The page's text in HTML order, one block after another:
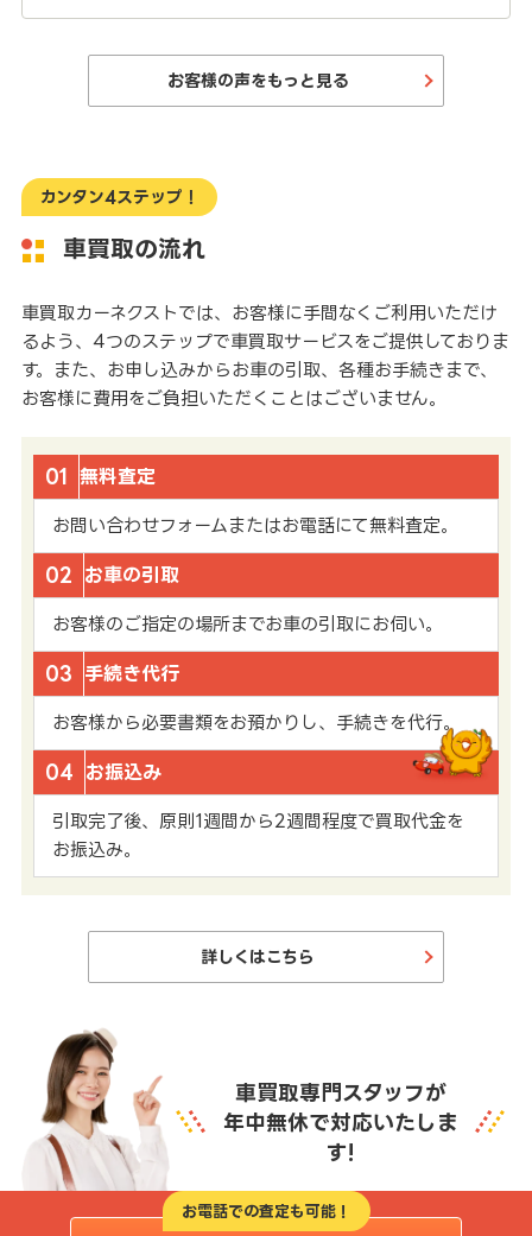
お客様の声をもっと見る
カンタン4ステップ！
車買取の流れ
車買取カーネクストでは、お客様に手間なくご利用いただけ
るよう、4つのステップで車買取サービスをご提供しておりま
す。また、お申し込みからお車の引取、各種お手続きまで、
お客様に費用をご負担いただくことはございません。
01 無料査定
お問い合わせフォームまたはお電話にて無料査定。
02 お車の引取
お客様のご指定の場所までお車の引取にお伺い。
03 手続き代行
お客様から必要書類をお預かりし、手続きを代行。
04 お振込み
引取完了後、原則1週間から2週間程度で買取代金を
お振込み。
詳しくはこちら
車買取専門スタッフが
年中無休で対応いたしま
す!
お電話での査定も可能！